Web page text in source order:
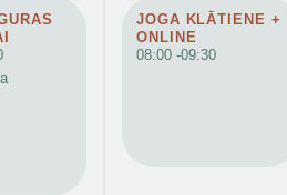
JOGA KLĀTIENE +
ONLINE
08:00 -09:30